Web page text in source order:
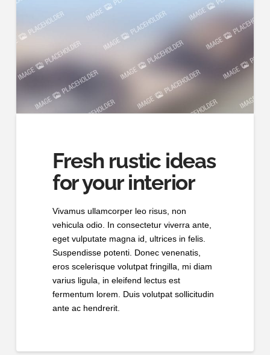
Fresh rustic ideas
for your interior
Vivamus ullamcorper leo risus, non
vehicula odio. In consectetur viverra ante,
eget vulputate magna id, ultrices in felis.
Suspendisse potenti. Donec venenatis,
eros scelerisque volutpat fringilla, mi diam
varius ligula, in eleifend lectus est
fermentum lorem. Duis volutpat sollicitudin
ante ac hendrerit.